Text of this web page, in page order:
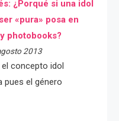
¿Porqué si una idol
«pura» posa en
photobooks?
2013
el concepto idol
pues el género